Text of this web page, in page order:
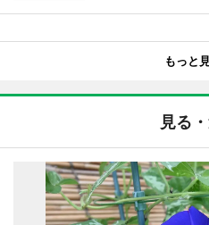
もっと
見る